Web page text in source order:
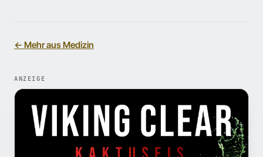
← Mehr aus Medizin
ANZEIGE